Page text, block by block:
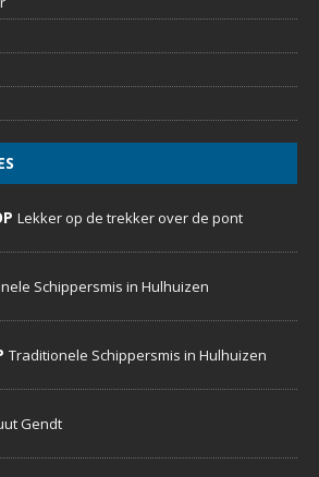
Lekker op de trekker over de pont
Schippersmis in Hulhuizen
Traditionele Schippersmis in Hulhuizen
Gendt